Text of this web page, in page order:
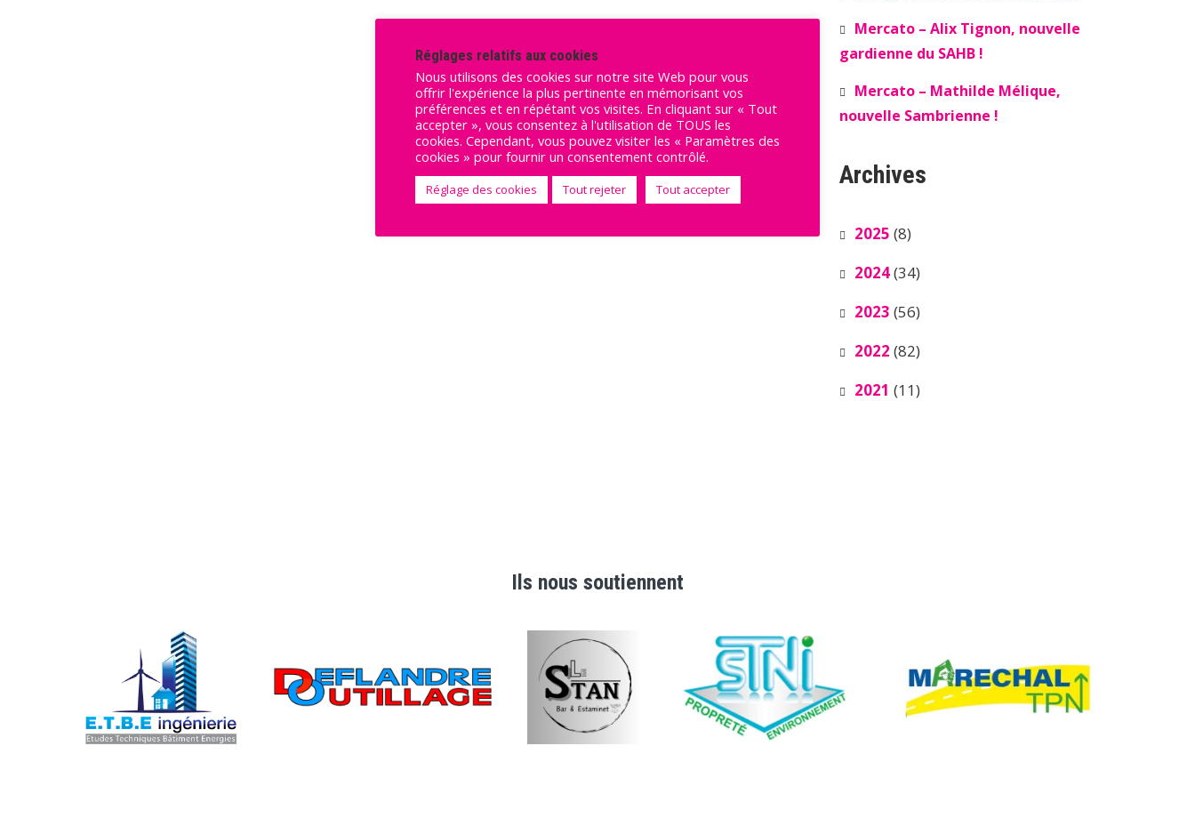
Mercato – Alix Tignon, nouvelle
gardienne du SAHB !
Mercato – Mathilde Mélique,
nouvelle Sambrienne !
Archives
2025 (8)
2024(34)
2023 (56)
2022 (82)
2021 (11)
Ils nous soutiennent
Réglages relatifs aux cookies
Nous utilisons des cookies sur notre site Web pour vous
offrir l'expérience la plus pertinente en mémorisant vos
préférences et en répétant vos visites. En cliquant sur « Tout
accepter », vous consentez à l'utilisation de TOUS les
cookies. Cependant, vous pouvez visiter les « Paramètres des
cookies » pour fournir un consentement contrôlé.
Réglage des cookies Tout rejeter Tout accepter